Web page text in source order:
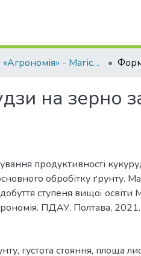
201 «Агрономія» - Магістри 2021-2022
на зерно
продуктивності
обробітку ґрунту.
ступеня вищої освіти
ПДАУ. Полтава,
густота стояння, площа